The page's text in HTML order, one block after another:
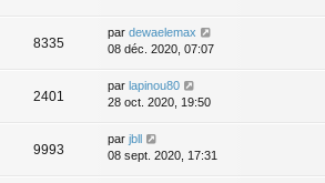
8335
par dewaelemax
08 déc. 2020, 07:07
2401
par lapinou80
28 oct. 2020, 19:50
9993
par jbll
08 sept. 2020, 17:31